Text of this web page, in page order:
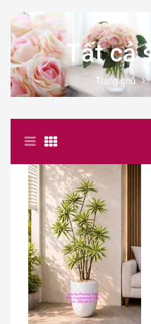
Tất cả
Trang chủ